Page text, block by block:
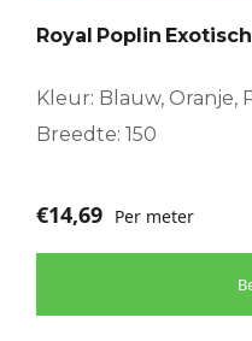
Royal Poplin
Kleur: Blauw, Oranje,
Breedte: 150
€14,69 Per meter
kan
worden
op